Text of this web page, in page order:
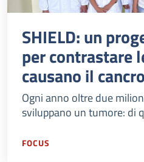
SHIELD: un
per contrastare
causano il cancro
Ogni anno oltre due
sviluppano un tumore: di
FOCUS